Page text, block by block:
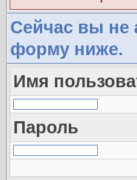
Сейчас вы не
форму ниже.
Имя
Пароль